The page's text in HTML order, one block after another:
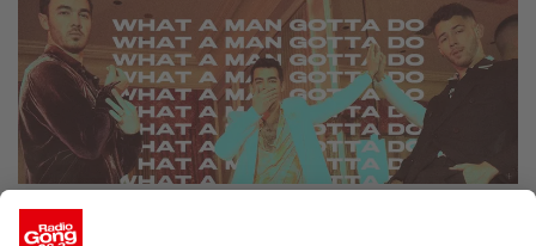
Jonas Brothers - What A Man Gotta Do